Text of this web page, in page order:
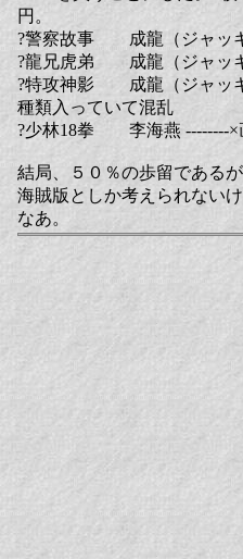
円。
?警察故事 成龍（ジャッ
?龍兄虎弟 成龍（ジャッ
?特攻神影 成龍（ジャッキ
種類入っていて混乱
?少林18拳 李海燕 --------×
結局、５０％の歩留である
海賊版としか考えられない
なあ。